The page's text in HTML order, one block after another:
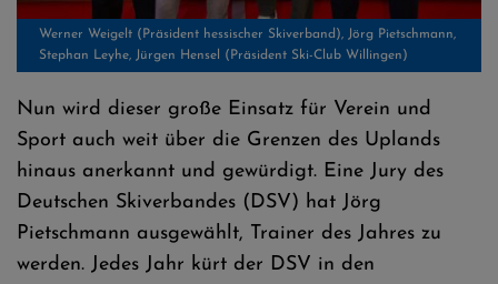
Werner Weigelt (Präsident hessischer Skiverband), Jörg Pietschmann,
Stephan Leyhe, Jürgen Hensel (Präsident Ski-Club Willingen)
Nun wird dieser große Einsatz für Verein und
Sport auch weit über die Grenzen des Uplands
hinaus anerkannt und gewürdigt. Eine Jury des
Deutschen Skiverbandes (DSV) hat Jörg
Pietschmann ausgewählt, Trainer des Jahres zu
werden. Jedes Jahr kürt der DSV in den